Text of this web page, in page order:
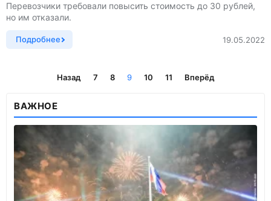
Перевозчики требовали повысить стоимость до 30 рублей,
но им отказали.
Подробнее 19.05.2022
Назад 7 8 9 10 11 Вперёд
ВАЖНОЕ